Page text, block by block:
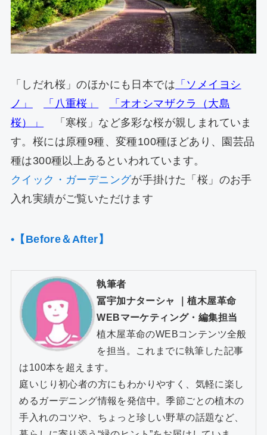
「しだれ桜」のほかにも日本では 「ソメイヨシ
ノ」
「八重桜」
「オオシマザクラ（大島
桜）」
「寒桜」など多彩な桜が親しまれていま
す。桜には原種9種、変種100種ほどあり、園芸品
種は300種以上あるといわれています。
クイック・ガーデニングが手掛けた「桜」のお手
入れ実績がご覧いただけます
•【Before＆After】
執筆者
冨宇加ナターシャ
｜植木屋革命
WEBマーケティング・編集担当
植木屋革命のWEBコンテンツ全般
を担当。これまでに執筆した記事
は100本を超えます。
庭いじり初心者の方にもわかりやすく、気軽に楽し
めるガーデニング情報を発信中。季節ごとの植木の
手入れのコツや、ちょっと珍しい野草の話題など、